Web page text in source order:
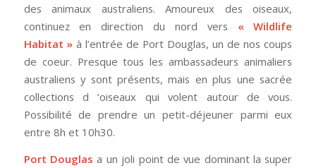
des animaux australiens. Amoureux des oiseaux,
continuez en direction du nord vers « Wildlife
Habitat »à l’entrée de Port Douglas, un de nos coups
de coeur. Presque tous les ambassadeurs animaliers
australiens y sont présents, mais en plus une sacrée
collections d ‘oiseaux qui volent autour de vous.
Possibilité de prendre un petit-déjeuner parmi eux
entre 8h et 10h30.
Port Douglas a un joli point de vue dominant la super